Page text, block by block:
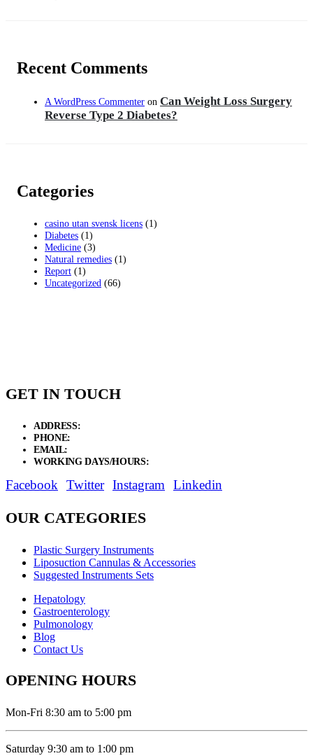
Recent Comments
A WordPress Commenter on Can Weight Loss Surgery
Reverse Type 2 Diabetes?
Categories
casino utan svensk licens (1)
Diabetes (1)
Medicine (3)
Natural remedies (1)
Report (1)
Uncategorized (66)
GET IN TOUCH
ADDRESS:
PHONE:
EMAIL:
WORKING DAYS/HOURS:
Facebook Twitter Instagram Linkedin
OUR CATEGORIES
Plastic Surgery Instruments
Liposuction Cannulas & Accessories
Suggested Instruments Sets
Hepatology
Gastroenterology
Pulmonology
Blog
Contact Us
OPENING HOURS
Mon-Fri 8:30 am to 5:00 pm
Saturday 9:30 am to 1:00 pm